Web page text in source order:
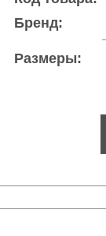
Бренд:
Размеры: